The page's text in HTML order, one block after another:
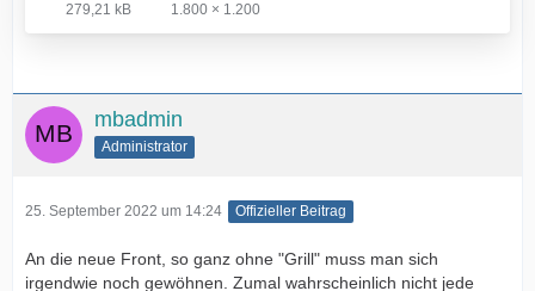
279,21 kB 1.800 × 1.200
mbadmin
Administrator
25. September 2022 um 14:24 Offizieller Beitrag
An die neue Front, so ganz ohne "Grill" muss man sich
irgendwie noch gewöhnen. Zumal wahrscheinlich nicht jede